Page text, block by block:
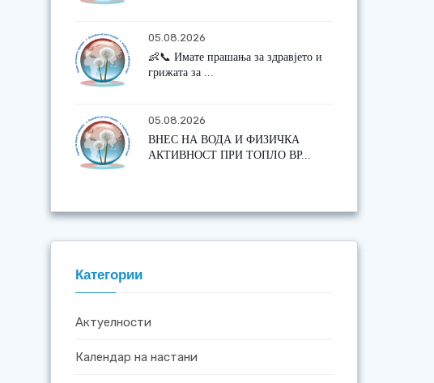
05.08.2026
👶📞 Имате прашања за здравјето и
грижата за ...
05.08.2026
ВНЕС НА ВОДА И ФИЗИЧКА
АКТИВНОСТ ПРИ ТОПЛО ВР...
Категории
Актуелности
Календар на настани